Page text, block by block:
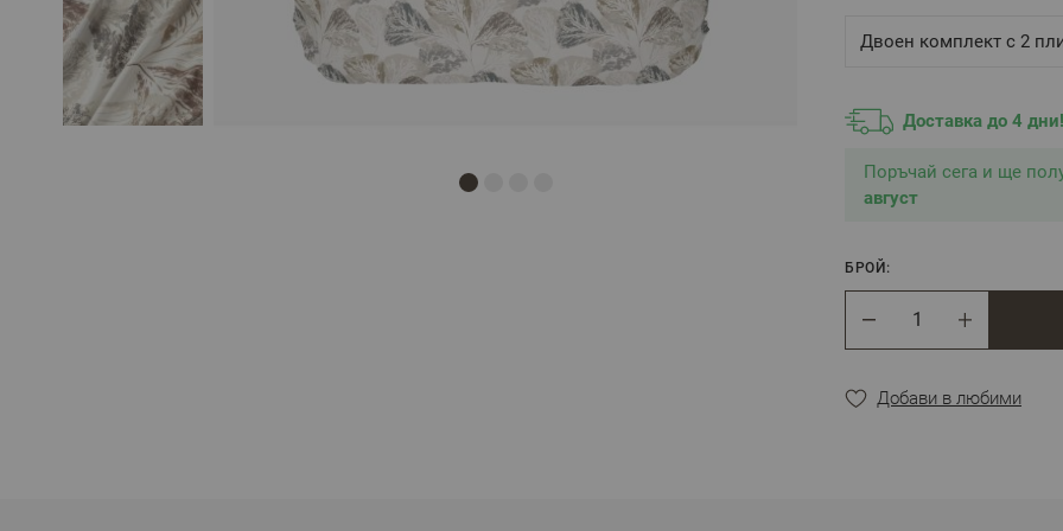
Произведено в
Размери:
Долен чаршаф – 220/
Спален плик – 200/
** Снимките са
Двоен комплект с 2
Доставка до 4 дни!
Поръчай сега и ще
август
БРОЙ:
Добави в любими